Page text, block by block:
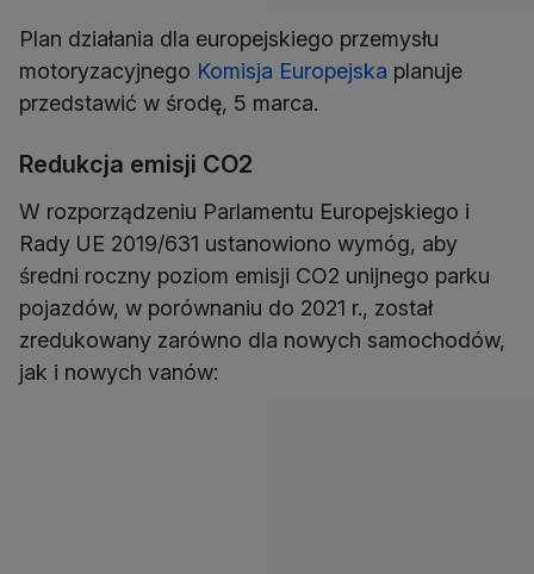
Plan działania dla europejskiego przemysłu
motoryzacyjnego Komisja Europejska planuje
przedstawić w środę, 5 marca.
Redukcja emisji CO2
W rozporządzeniu Parlamentu Europejskiego i
Rady UE 2019/631 ustanowiono wymóg, aby
średni roczny poziom emisji CO2 unijnego parku
pojazdów, w porównaniu do 2021 r., został
zredukowany zarówno dla nowych samochodów,
jak i nowych vanów: